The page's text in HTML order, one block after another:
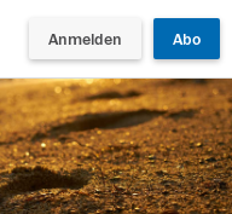
Anmelden Abo